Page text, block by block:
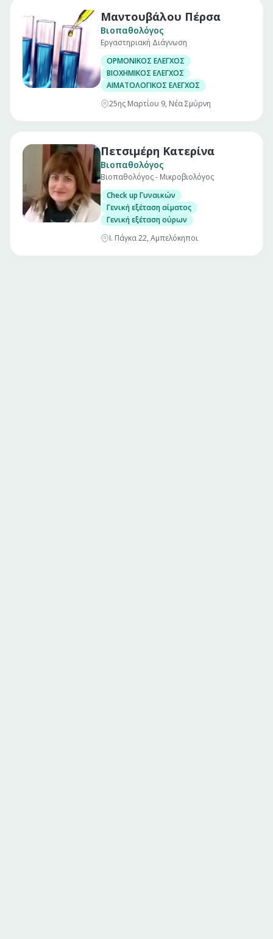
Μαντουβάλου Πέρσα
Βιοπαθολόγος
Εργαστηριακή Διάγνωση
ΟΡΜΟΝΙΚΟΣ ΕΛΕΓΧΟΣ
ΒΙΟΧΗΜΙΚΟΣ ΕΛΕΓΧΟΣ
ΑΙΜΑΤΟΛΟΓΙΚΟΣ ΕΛΕΓΧΟΣ
25ης Μαρτίου 9, Νέα Σμύρνη
Πετσιμέρη Κατερίνα
Βιοπαθολόγος
Βιοπαθολόγος - Μικροβιολόγος
Check up Γυναικών
Γενική εξέταση αίματος
Γενική εξέταση ούρων
Ι. Πάγκα 22, Αμπελόκηποι